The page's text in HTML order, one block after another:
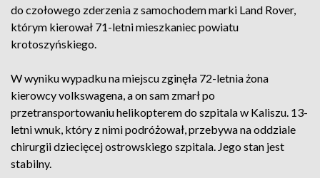
do czołowego zderzenia z samochodem marki Land Rover,
którym kierował 71-letni mieszkaniec powiatu
krotoszyńskiego.
W wyniku wypadku na miejscu zginęła 72-letnia żona
kierowcy volkswagena, a on sam zmarł po
przetransportowaniu helikopterem do szpitala w Kaliszu. 13-
letni wnuk, który z nimi podróżował, przebywa na oddziale
chirurgii dziecięcej ostrowskiego szpitala. Jego stan jest
stabilny.